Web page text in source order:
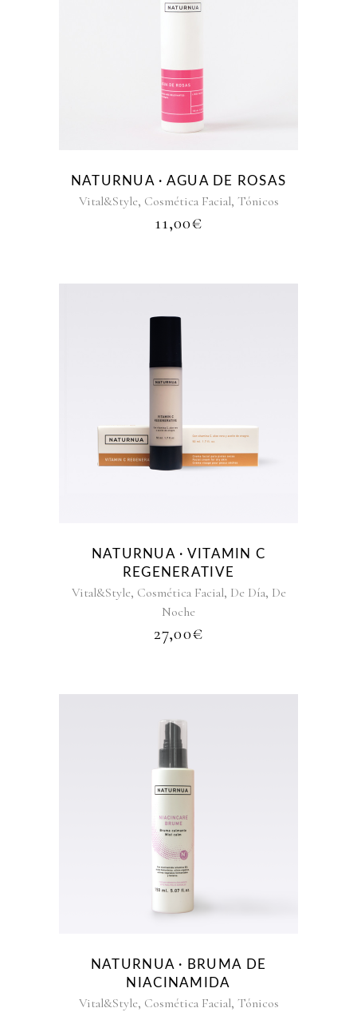
NATURNUA · AGUA DE ROSAS
Vital&Style, Cosmética Facial, Tónicos
11,00€
NATURNUA · VITAMIN C
REGENERATIVE
Vital&Style, Cosmética Facial, De Día, De
Noche
27,00€
NATURNUA · BRUMA DE
NIACINAMIDA
Vital&Style, Cosmética Facial, Tónicos